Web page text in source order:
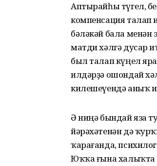
Аптырайһы түгел,
компенсация талап
бәләкәй бала менән
матди хәлгә дусар
был талап күңел
илдәрҙә ошондай
килешеүендә аныҡ
Ә ниңә бындай яза
йәрәхәтенән дә
ҡарағанда,
Юҡҡа ғына халыҡта